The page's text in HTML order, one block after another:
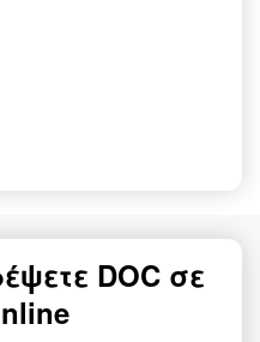
DOC σε